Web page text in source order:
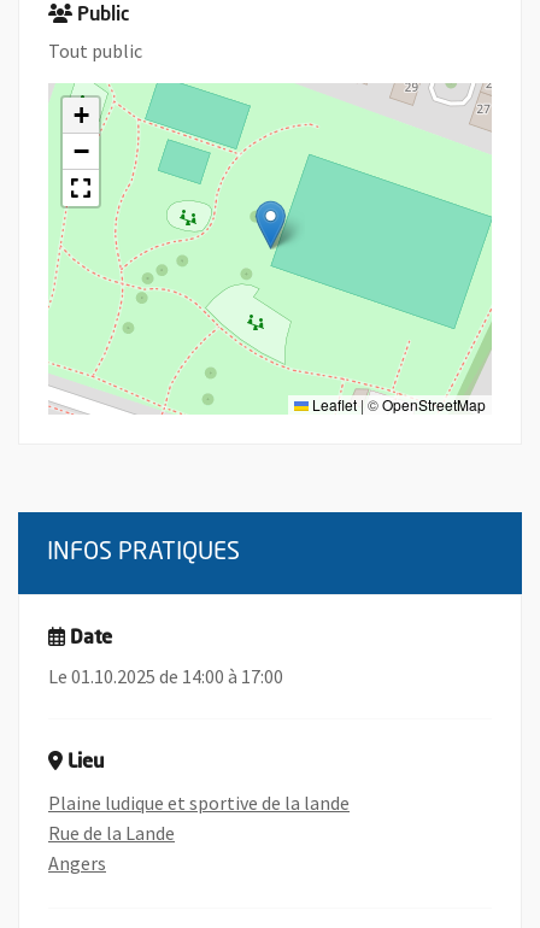
Public
Tout public
+
−
Leaflet | ©OpenStreetMap
INFOS PRATIQUES
Date
Le 01.10.2025 de 14:00 à 17:00
Lieu
Plaine ludique et sportive de la lande
Rue de la Lande
Angers